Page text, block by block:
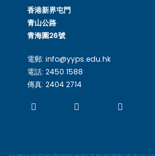
香港新界屯門
青山公路
青海圍26號
電郵: info@yyps.edu.hk
電話: 2450 1588
傳真: 2404 2714